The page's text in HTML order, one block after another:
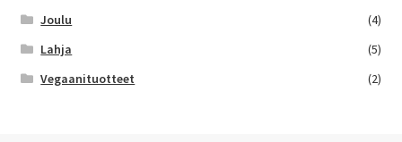
Joulu
(4)
Lahja
(5)
Vegaanituotteet
(2)